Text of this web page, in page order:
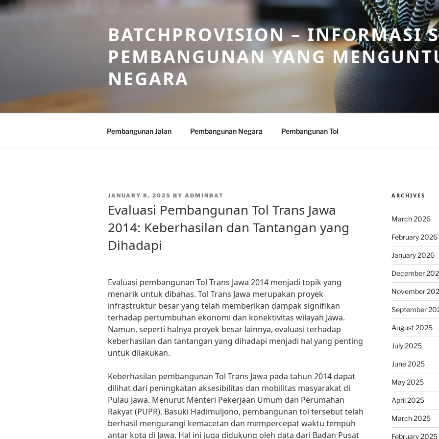
Skip
to
BATCHPROVISION – INFORMASI
PEMBANGUNAN YANG
NEGARA
Pembangunan Jalan Pembangunan Negara Pembangunan Tol
POSTED
JANUARY 8, 2025 BY ADMINBAT
Evaluasi Pembangunan Tol Trans Jawa
2014: Keberhasilan dan Tantangan yang
Dihadapi
Evaluasi pembangunan Tol Trans Jawa 2014 menjadi topik yang
menarik untuk dibahas. Tol Trans Jawa merupakan proyek
infrastruktur besar yang telah memberikan dampak signifikan
terhadap pertumbuhan ekonomi dan konektivitas wilayah Jawa.
Namun, seperti halnya proyek besar lainnya, evaluasi terhadap
keberhasilan dan tantangan yang dihadapi menjadi hal yang penting
untuk dilakukan.
Keberhasilan pembangunan Tol Trans Jawa pada tahun 2014 dapat
dilihat dari peningkatan aksesibilitas dan mobilitas masyarakat di
Pulau Jawa. Menurut Menteri Pekerjaan Umum dan Perumahan
Rakyat (PUPR), Basuki Hadimuljono, pembangunan tol tersebut telah
berhasil mengurangi kemacetan dan mempercepat waktu tempuh
antar kota di Jawa. Hal ini juga didukung oleh data dari Badan Pusat
ARCHIVES
March 2026
February 2026
January 2026
December
November
September
August 2025
July 2025
June 2025
May 2025
April 2025
March 2025
February 2025